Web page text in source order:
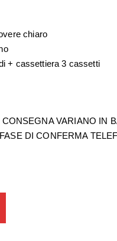
chiaro
+ cassettiera 3 cassetti
VARIANO IN
DI CONFERMA